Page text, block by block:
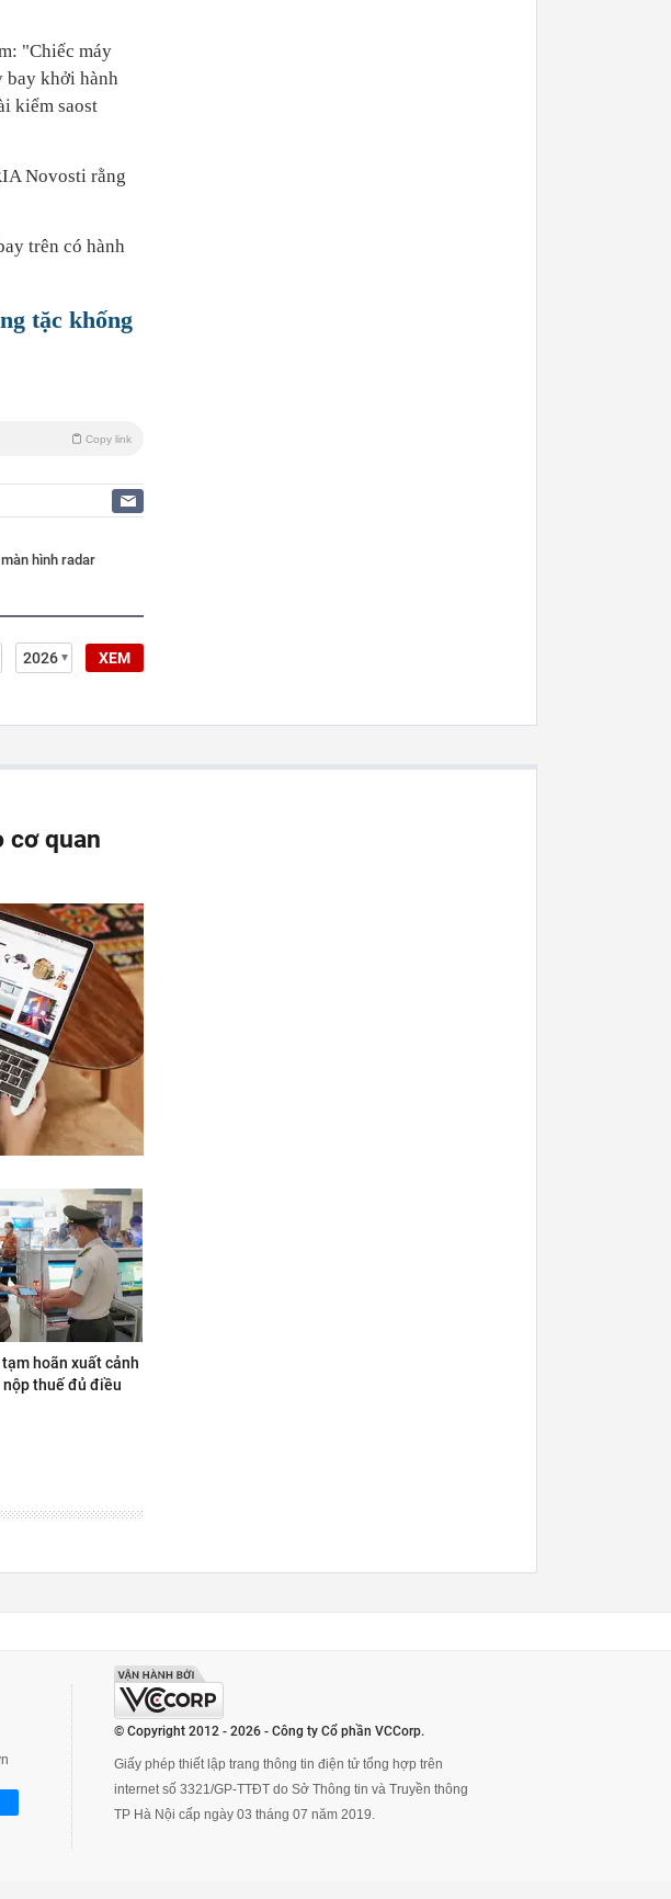
"Chiếc máy
bay khởi hành
kiểm saost
Novosti rằng
trên có hành
tặc khống
Copy link
màn hình radar
XEM
cơ quan
hoãn xuất cảnh
thuế đủ điều
© Copyright 2012 - 2026 - Công ty Cổ phần VCCorp.
Giấy phép thiết lập trang thông tin điện tử tổng hợp trên
internet số 3321/GP-TTĐT do Sở Thông tin và Truyền thông
TP Hà Nội cấp ngày 03 tháng 07 năm 2019.